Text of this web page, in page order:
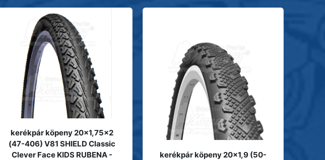
kerékpár köpeny 20x1,75x2
(47-406) V81 SHIELD Classic
Clever Face KIDS RUBENA -
kerékpár köpeny 20x1,9 (50-